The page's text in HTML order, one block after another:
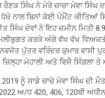
ਸਿੰਘ ਨੇ ਮੇਰੇ ਚਾਚਾ ਮੇਵਾ
ਧੋਖੇ ਨਾਲ ਬਿਨਾਂ ਕੋਈ ਪੇਮੈਂਟ
ਦੋਵਾਂ ਨੇ ਇਹ ਜ਼ਮੀਨ ਮਿਤੀ
ਕਰਕੇ ਅੱਗੇ ਵੱਖ ਵੱਖ
ਪੁੱਤਰ ਵਰਿੰਦਰ ਕੁਮਾਰ ਵਾਸੀ
ਮੋਹਾਲੀ ਅਤੇ ਵਿਜੈ ਸਿੰਗਲਾ
ਨੂੰ ਸਾਡੇ ਚਾਚੇ ਮੇਵਾ ਸਿੰਘ
ਅ/ਧ 420, 406, 120ਬੀ